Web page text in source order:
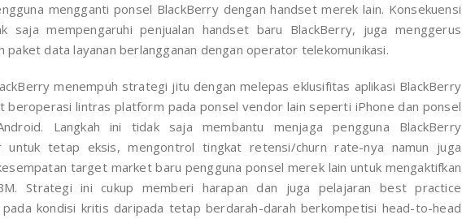
mengganti ponsel BlackBerry dengan handset merek lain. Konsekuensi
saja mempengaruhi penjualan handset baru BlackBerry, juga menggerus
paket data layanan berlangganan dengan operator telekomunikasi.
menempuh strategi jitu dengan melepas eklusifitas aplikasi BlackBerry
beroperasi lintras platform pada ponsel vendor lain seperti iPhone dan ponsel
Langkah ini tidak saja membantu menjaga pengguna BlackBerry
untuk tetap eksis, mengontrol tingkat retensi/churn rate-nya namun juga
target market baru pengguna ponsel merek lain untuk mengaktifkan
Strategi ini cukup memberi harapan dan juga pelajaran best practice
pada kondisi kritis daripada tetap berdarah-darah berkompetisi head-to-head